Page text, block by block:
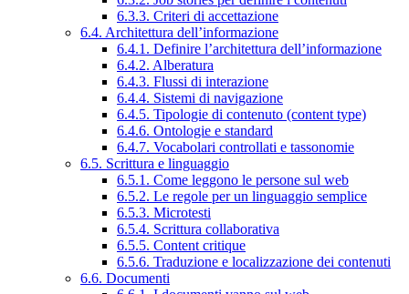
6.3.3. Criteri di accettazione
6.4. Architettura dell’informazione
6.4.1. Definire l’architettura dell’informazione
6.4.2. Alberatura
6.4.3. Flussi di interazione
6.4.4. Sistemi di navigazione
6.4.5. Tipologie di contenuto (content type)
6.4.6. Ontologie e standard
6.4.7. Vocabolari controllati e tassonomie
6.5. Scrittura e linguaggio
6.5.1. Come leggono le persone sul web
6.5.2. Le regole per un linguaggio semplice
6.5.3. Microtesti
6.5.4. Scrittura collaborativa
6.5.5. Content critique
6.5.6. Traduzione e localizzazione dei contenuti
6.6. Documenti